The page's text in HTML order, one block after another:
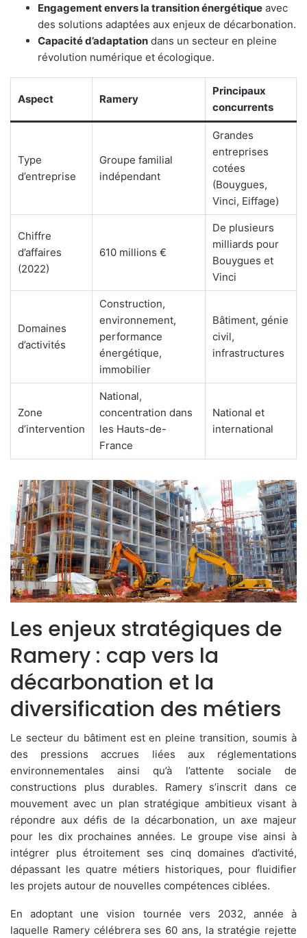
Engagement envers la transition énergétique avec
des solutions adaptées aux enjeux de décarbonation.
Capacité d’adaptation dans un secteur en pleine
révolution numérique et écologique.
Aspect Ramery
Principaux
concurrents
Type
d’entreprise
Groupe familial
indépendant
Grandes
entreprises
cotées
(Bouygues,
Vinci, Eiffage)
Chiffre
d’affaires
(2022)
610 millions €
De plusieurs
milliards pour
Bouygues et
Vinci
Domaines
d’activités
Construction,
environnement,
performance
énergétique,
immobilier
Bâtiment, génie
civil,
infrastructures
Zone
d’intervention
National,
concentration dans
les Hauts-de-
France
National et
international
Les enjeux stratégiques de
Ramery : cap vers la
décarbonation et la
diversification des métiers
Le secteur du bâtiment est en pleine transition, soumis à
des pressions accrues liées aux réglementations
environnementales ainsi qu’à l’attente sociale de
constructions plus durables. Ramery s’inscrit dans ce
mouvement avec un plan stratégique ambitieux visant à
répondre aux défis de la décarbonation, un axe majeur
pour les dix prochaines années. Le groupe vise ainsi à
intégrer plus étroitement ses cinq domaines d’activité,
dépassant les quatre métiers historiques, pour fluidifier
les projets autour de nouvelles compétences ciblées.
En adoptant une vision tournée vers 2032, année à
laquelle Ramery célébrera ses 60 ans, la stratégie rejette